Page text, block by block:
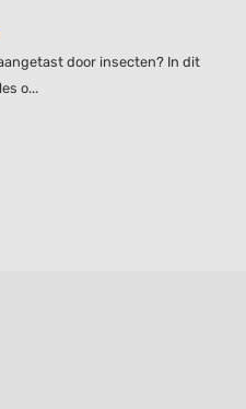
door insecten? In dit
o...